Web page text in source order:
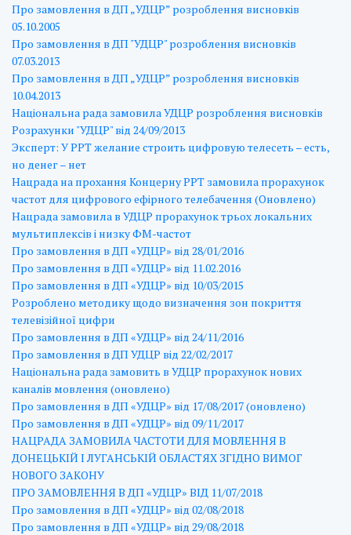
Про замовлення в ДП „УДЦР” розроблення висновків
05.10.2005
Про замовлення в ДП "УДЦР" розроблення висновків
07.03.2013
Про замовлення в ДП „УДЦР” розроблення висновків
10.04.2013
Національна рада замовила УДЦР розроблення висновків
Розрахунки "УДЦР" від 24/09/2013
Эксперт: У РРТ желание строить цифровую телесеть – есть,
но денег – нет
Нацрада на прохання Концерну РРТ замовила прорахунок
частот для цифрового ефірного телебачення (Оновлено)
Нацрада замовила в УДЦР прорахунок трьох локальних
мультиплексів і низку ФМ-частот
Про замовлення в ДП «УДЦР» від 28/01/2016
Про замовлення в ДП «УДЦР» від 11.02.2016
Про замовлення в ДП «УДЦР» від 10/03/2015
Розроблено методику щодо визначення зон покриття
телевізійної цифри
Про замовлення в ДП «УДЦР» від 24/11/2016
Про замовлення в ДП УДЦР від 22/02/2017
Національна рада замовить в УДЦР прорахунок нових
каналів мовлення (оновлено)
Про замовлення в ДП «УДЦР» від 17/08/2017 (оновлено)
Про замовлення в ДП «УДЦР» від 09/11/2017
НАЦРАДА ЗАМОВИЛА ЧАСТОТИ ДЛЯ МОВЛЕННЯ В
ДОНЕЦЬКІЙ І ЛУГАНСЬКІЙ ОБЛАСТЯХ ЗГІДНО ВИМОГ
НОВОГО ЗАКОНУ
ПРО ЗАМОВЛЕННЯ В ДП «УДЦР» ВІД 11/07/2018
Про замовлення в ДП «УДЦР» від 02/08/2018
Про замовлення в ДП «УДЦР» від 29/08/2018